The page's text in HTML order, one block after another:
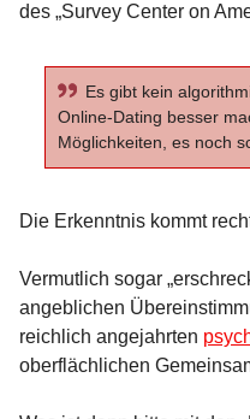
des „Survey Center on
Es gibt kein
Online-Dating besser
Möglichkeiten, es noch
Die Erkenntnis kommt
Vermutlich sogar
angeblichen
reichlich angejahrten
oberflächlichen